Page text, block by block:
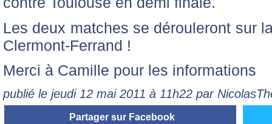
Les deux matches se dérouleront sur
Clermont-Ferrand !
Merci à Camille pour les informations
publié le jeudi 12 mai 2011 à 11h22 par
Partager sur Facebook